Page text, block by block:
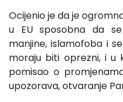
Ocijenio je da je
u EU sposobna da
manjine, islamofoba i
moraju biti oprezni, i u
pomisao o
upozorava, otvaranje